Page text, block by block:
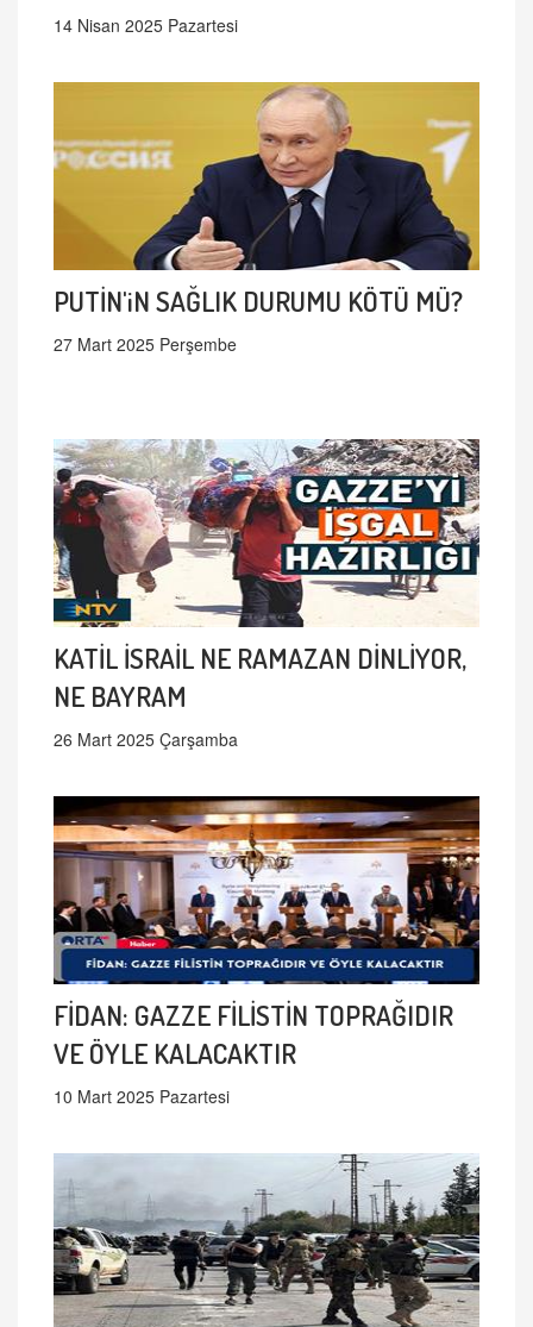
14 Nisan 2025 Pazartesi
PUTİN'iN SAĞLIK DURUMU KÖTÜ MÜ?
27 Mart 2025 Perşembe
KATİL İSRAİL NE RAMAZAN DİNLİYOR,
NE BAYRAM
26 Mart 2025 Çarşamba
FİDAN: GAZZE FİLİSTİN TOPRAĞIDIR
VE ÖYLE KALACAKTIR
10 Mart 2025 Pazartesi